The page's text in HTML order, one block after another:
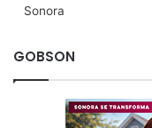
Sonora
GOBSON